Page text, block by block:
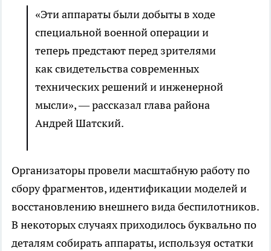
«Эти аппараты были добыты в ходе
специальной военной операции и
теперь предстают перед зрителями
как свидетельства современных
технических решений и инженерной
мысли», — рассказал глава района
Андрей Шатский.
Организаторы провели масштабную работу по
сбору фрагментов, идентификации моделей и
восстановлению внешнего вида беспилотников.
В некоторых случаях приходилось буквально по
деталям собирать аппараты, используя остатки